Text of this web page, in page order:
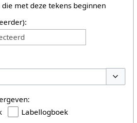
die met deze tekens beginnen
Labellogboek